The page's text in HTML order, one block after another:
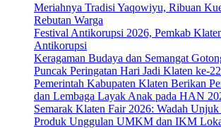
Meriahnya Tradisi Yaqowiyu, Ribuan
Rebutan Warga
Festival Antikorupsi 2026, Pemkab
Antikorupsi
Keragaman Budaya dan Semangat
Puncak Peringatan Hari Jadi Klaten ke-
Pemerintah Kabupaten Klaten Berikan
dan Lembaga Layak Anak pada HAN
Semarak Klaten Fair 2026: Wadah
Produk Unggulan UMKM dan IKM